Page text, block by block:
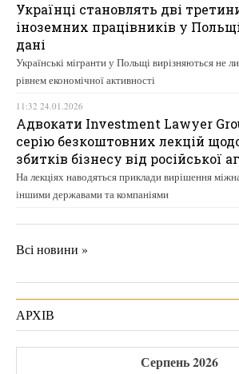
Українці становлять дві
іноземних працівників у
дані
Українські мігранти у Польщі вирізняються не
рівнем економічної активності
11:32 24.01.2026
Адвокати Investment Lawyer
серію безкоштовних лекцій
збитків бізнесу від російської
На лекціях наводяться приклади вирішення
іншими державами та компаніями
Всі новини »
АРХІВ
Серпень 2026